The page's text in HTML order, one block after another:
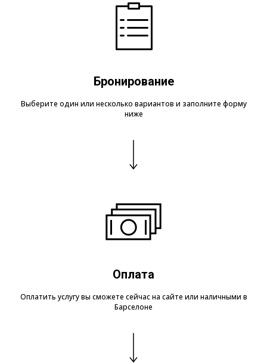
Бронирование
Выберите один или несколько вариантов и заполните форму
ниже
Оплата
Оплатить услугу вы сможете сейчас на сайте или наличными в
Барселоне